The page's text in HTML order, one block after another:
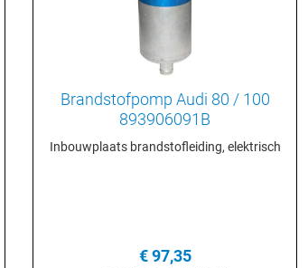
Brandstofpomp Audi 80 / 100
893906091B
Inbouwplaats brandstofleiding, elektrisch
€ 97,35